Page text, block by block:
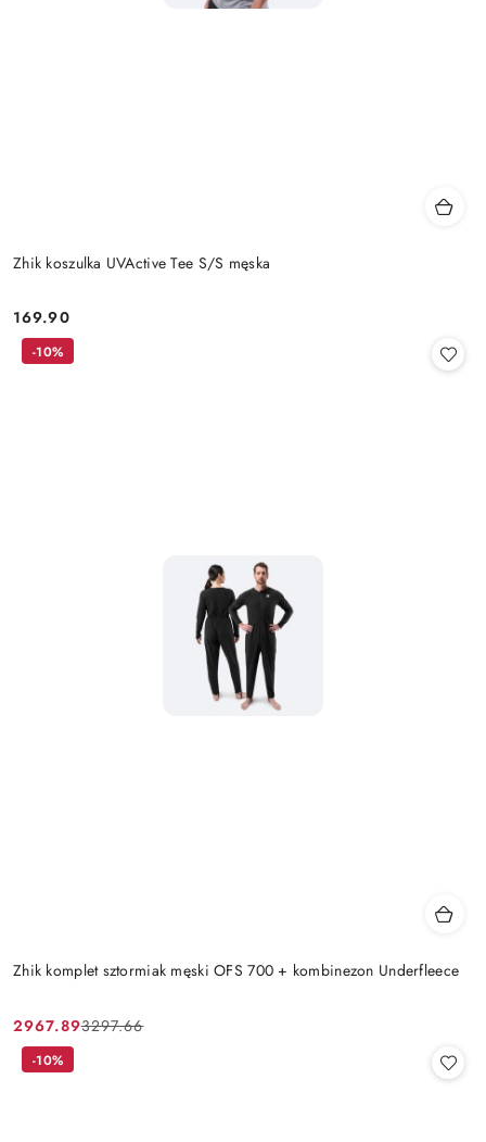
Zhik koszulka UVActive Tee S/S męska
Cena:
169.90
Zhik komplet sztormiak męski OFS 700 + kombinezon Underfleece
Cena
promocyjna:
2967.89
Cena
przed
3297.66
-10%
-10%